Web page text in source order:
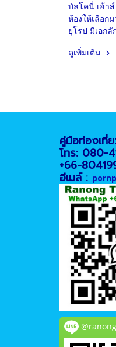
บัลโคนี่ เฮ้า
ห้องให้เลือก
ยุโรป มีเอก
ดูเพิ่มเติม
คู่มือท่องเที่
โทร: 080-
+66-
อีเมล์ :